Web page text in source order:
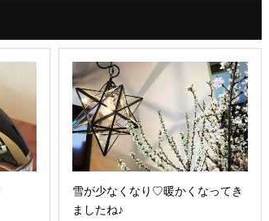
雪が少なくなり♡暖かくなってき
ましたね♪